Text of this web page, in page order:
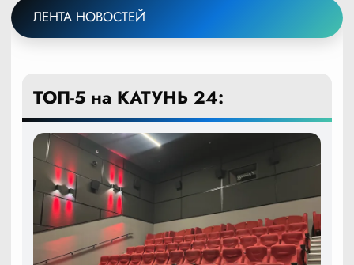
ЛЕНТА НОВОСТЕЙ
ТОП-5 на КАТУНЬ 24: